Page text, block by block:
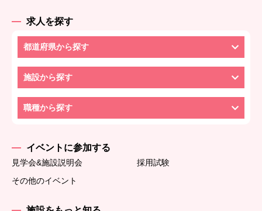
求人を探す
都道府県から探す
施設から探す
職種から探す
イベントに参加する
見学会&施設説明会
採用試験
その他のイベント